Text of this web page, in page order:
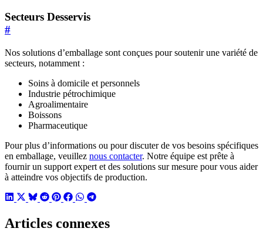
Secteurs Desservis
#
Nos solutions d’emballage sont conçues pour soutenir une variété de
secteurs, notamment :
Soins à domicile et personnels
Industrie pétrochimique
Agroalimentaire
Boissons
Pharmaceutique
Pour plus d’informations ou pour discuter de vos besoins spécifiques
en emballage, veuillez nous contacter. Notre équipe est prête à
fournir un support expert et des solutions sur mesure pour vous aider
à atteindre vos objectifs de production.
Articles connexes